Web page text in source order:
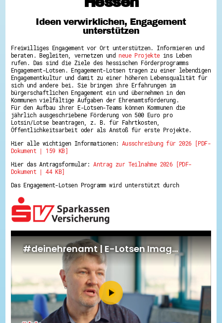
Hessen hilft Ukraine
Zeig uns dein Ehrenamt
Wettbewerb | Trikotwettbewerb
Wettbewerb | 80 Jahre Hessen - Engagement
mit Herz
8 Vereine x 80 Jahre x 1.000 €
Ausgezeichnete Projekte
Menschen des Respekts
SHARE IT: Teile deine Infos!
Gestalte dein Ehrenamt
Ehrenamts-Card Hessen
Engagement-Lotsen
Crowdfunding - Viele schaffen mehr
Ehrentag
Hessen engagiert - Digitale Themenabende
Kompetenznachweis Hessen
Service-Learning
Mach dich schlau
GEMA-Pakt
Di@-Lotsen in Hessen
Energiepreiskrise und Ehrenamt
Flüchtlingshilfe + Integration
Generationsübergreifend aktiv
Patenschaftsprojekte
Qualifizierung & Fortbildung
Stiftungen
Vereine, Spenden, Steuern - Gut zu Wissen
Versicherungsschutz
Wissenswertes rund um dein Ehrenamt
Zahlen, Daten, Fakten aus Hessen
Ideen verwirklichen, Engagement
unterstützen
Freiwilliges Engagement vor Ort unterstützen. Informieren und
beraten. Begleiten, vernetzen und neue Projekteins Leben
rufen. Das sind die Ziele des hessischen Förderprogramms
Engagement-Lotsen. Engagement-Lotsen tragen zu einer lebendigen
Engagementkultur und damit zu einer höheren Lebensqualität für
sich und andere bei. Sie bringen ihre Erfahrungen im
bürgerschaftlichen Engagement ein und übernehmen in den
Kommunen vielfältige Aufgaben der Ehrenamtsförderung.
Für den Aufbau ihrer E-Lotsen-Teams können Kommunen die
jährlich ausgeschriebene Förderung von 500 Euro pro
Lotsin/Lotse beantragen, z. B. für Fahrtkosten,
Öffentlichkeitsarbeit oder als Anstoß für erste Projekte.
Hier alle wichtigen Informationen: Ausschreibung für 2026 [PDF-
Dokument | 159 KB]
Hier das Antragsformular:Antrag zur Teilnahme 2026 [PDF-
Dokument | 44 KB]
Das Engagement-Lotsen Programm wird unterstützt durch